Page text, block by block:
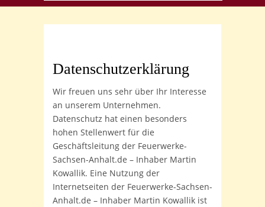
Datenschutzerklärung
Wir freuen uns sehr über Ihr Interesse
an unserem Unternehmen.
Datenschutz hat einen besonders
hohen Stellenwert für die
Geschäftsleitung der Feuerwerke-
Sachsen-Anhalt.de – Inhaber Martin
Kowallik. Eine Nutzung der
Internetseiten der Feuerwerke-Sachsen-
Anhalt.de – Inhaber Martin Kowallik ist